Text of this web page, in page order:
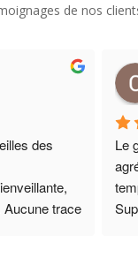
de nos
des
trace
Le